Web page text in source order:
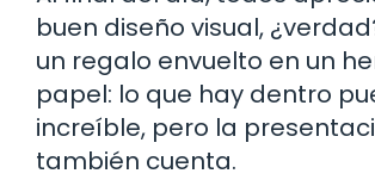
buen diseño visual,
un regalo envuelto en un
papel: lo que hay dentro
increíble, pero la
también cuenta.